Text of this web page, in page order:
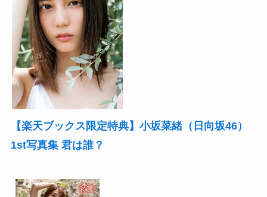
【楽天ブックス限定特典】小坂菜緒（日向坂46）
1st写真集 君は誰？